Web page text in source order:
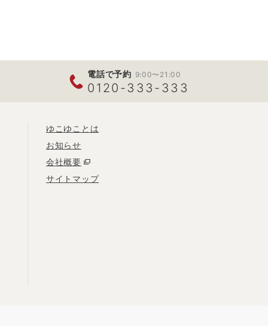
電話で予約 9:00〜21:00
0120-333-333
ゆこゆことは
お知らせ
会社概要
サイトマップ